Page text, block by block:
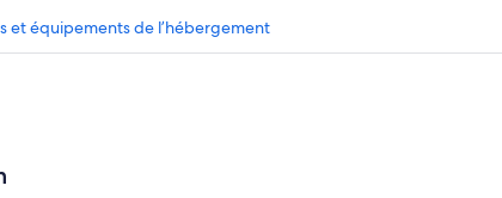
et équipements de l’hébergement